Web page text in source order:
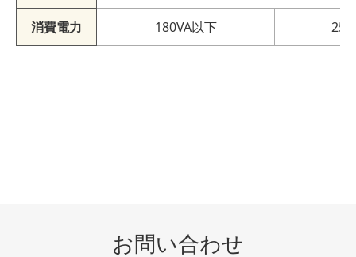
消費電力 180VA以下